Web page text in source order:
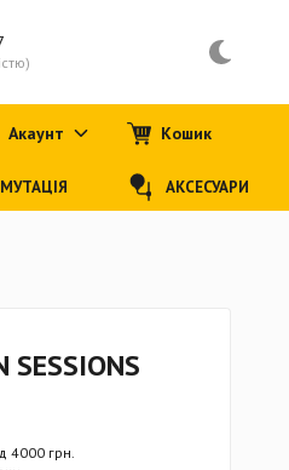
4000 грн.
Акаунт Кошик
АКСЕСУАРИ